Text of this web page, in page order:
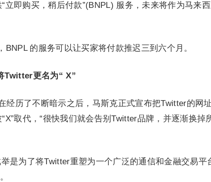
立即购买，稍后付款”(BNPL) 服务，未来将作为马来
BNPL 的服务可以让买家将付款推迟三到六个月。
Twitter更名为“ X”
经历了不断暗示之后，马斯克正式宣布把Twitter的网
取代，“很快我们就会告别Twitter品牌，并逐渐换掉
是为了将Twitter重塑为一个广泛的通信和金融交易平